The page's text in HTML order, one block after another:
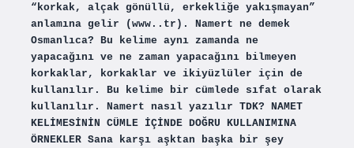
“korkak, alçak gönüllü, erkekliğe yakışmayan”
anlamına gelir (www..tr). Namert ne demek
Osmanlıca? Bu kelime aynı zamanda ne
yapacağını ve ne zaman yapacağını bilmeyen
korkaklar, korkaklar ve ikiyüzlüler için de
kullanılır. Bu kelime bir cümlede sıfat olarak
kullanılır. Namert nasıl yazılır TDK? NAMET
KELİMESİNİN CÜMLE İÇİNDE DOĞRU KULLANIMINA
ÖRNEKLER Sana karşı aşktan başka bir şey